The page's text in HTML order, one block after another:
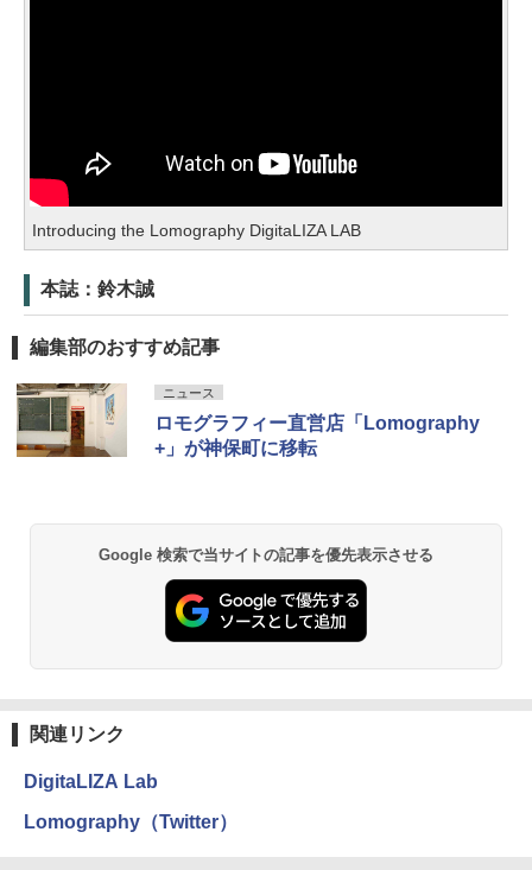
Introducing the Lomography DigitaLIZA LAB
本誌：鈴木誠
編集部のおすすめ記事
ニュース
ロモグラフィー直営店「Lomography
+」が神保町に移転
Google 検索で当サイトの記事を優先表示させる
関連リンク
DigitaLIZA Lab
Lomography（Twitter）